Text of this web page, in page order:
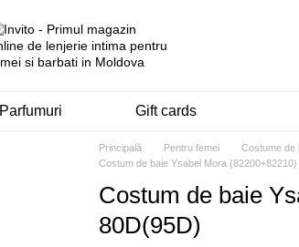
Parfumuri Gift cards
Principală Pentru femei Costume de
Costum de baie Ysabel Mora (82200+82210)
Costum de baie
80D(95D)